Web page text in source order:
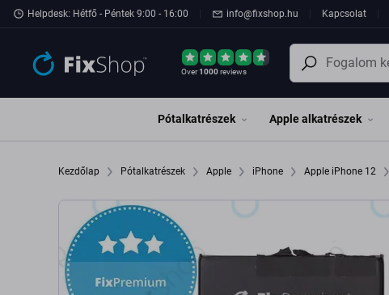
Ugrás az oldal fő részéhez
Helpdesk: Hétfő - Péntek 9:00 - 16:00 info@fixshop.hu Kapcsolat
Over1000reviews
Pótalkatrészek Apple alkatrészek
Kezdőlap Pótalkatrészek Apple iPhone Apple iPhone 12